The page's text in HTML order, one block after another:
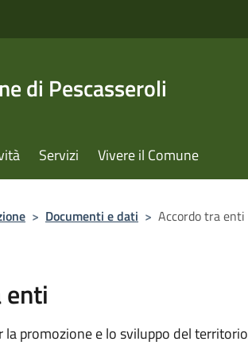
di Pescasseroli
Servizi Vivere il Comune
> Documenti e dati > Accordo tra enti
enti
la promozione e lo sviluppo del territorio